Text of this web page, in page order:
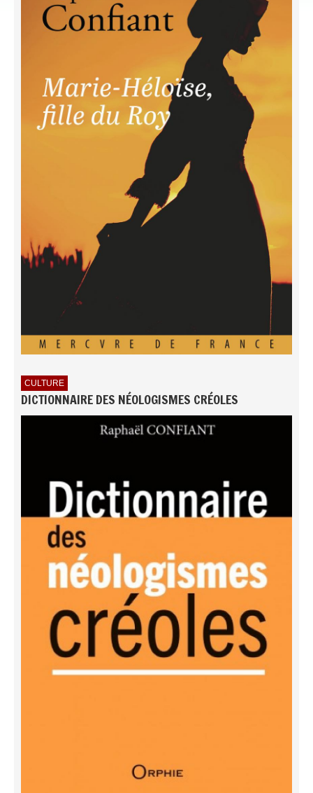
CULTURE
DICTIONNAIRE DES NÉOLOGISMES CRÉOLES